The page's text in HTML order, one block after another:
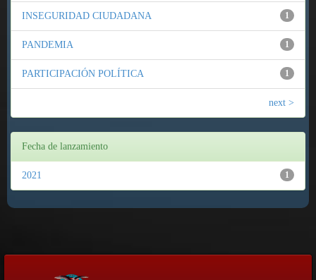
1
INSEGURIDAD CIUDADANA
1
PANDEMIA
1
PARTICIPACIÓN POLÍTICA
next >
Fecha de lanzamiento
1
2021